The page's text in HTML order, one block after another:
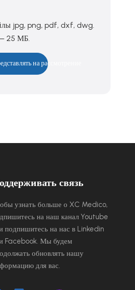
jpg, png, pdf, dxf, dwg.
25 МБ.
на рассмотрение
связь
узнать больше о XC Medico,
на наш канал Youtube
подпишитесь на нас в Linkedin
Facebook. Мы будем
обновлять нашу
для вас.